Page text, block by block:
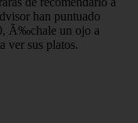
han puntuado
Ã‰chale un ojo a
ver sus platos.